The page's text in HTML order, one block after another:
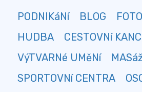
PODNIKáNí BLOG
HUDBA
CESTOVNí
VýTVARNé UMěNí
SPORTOVNí CENTRA